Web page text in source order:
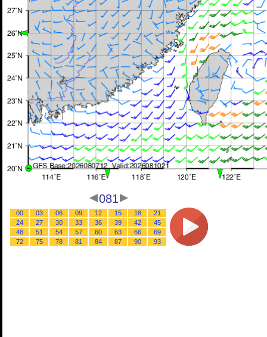
081
00 03 06 09 12 15 18
21
24
27 30 33 36 39 42
45
48
51 54 57 60 63 66
69
72
75 78 81 84 87 90 93